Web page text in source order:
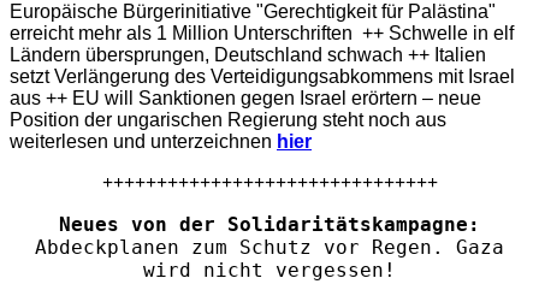
Europäische Bürgerinitiative "Gerechtigkeit für Palästina"
erreicht mehr als 1 Million Unterschriften ++ Schwelle in elf
Ländern übersprungen, Deutschland schwach ++ Italien
setzt Verlängerung des Verteidigungsabkommens mit Israel
aus ++ EU will Sanktionen gegen Israel erörtern – neue
Position der ungarischen Regierung steht noch aus
weiterlesen und unterzeichnen hier
+++++++++++++++++++++++++++++++
Neues von der Solidaritätskampagne:
Abdeckplanen zum Schutz vor Regen. Gaza
wird nicht vergessen!